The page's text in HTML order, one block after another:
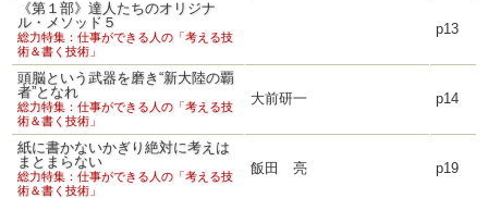
《第１部》達人たちのオリジナ
ル・メソッド５
総力特集：仕事ができる人の「考える技
術＆書く技術」
p13
頭脳という武器を磨き“新大陸の覇
者”となれ
総力特集：仕事ができる人の「考える技
術＆書く技術」
大前研一 p14
紙に書かないかぎり絶対に考えは
まとまらない
総力特集：仕事ができる人の「考える技
術＆書く技術」
飯田 亮 p19